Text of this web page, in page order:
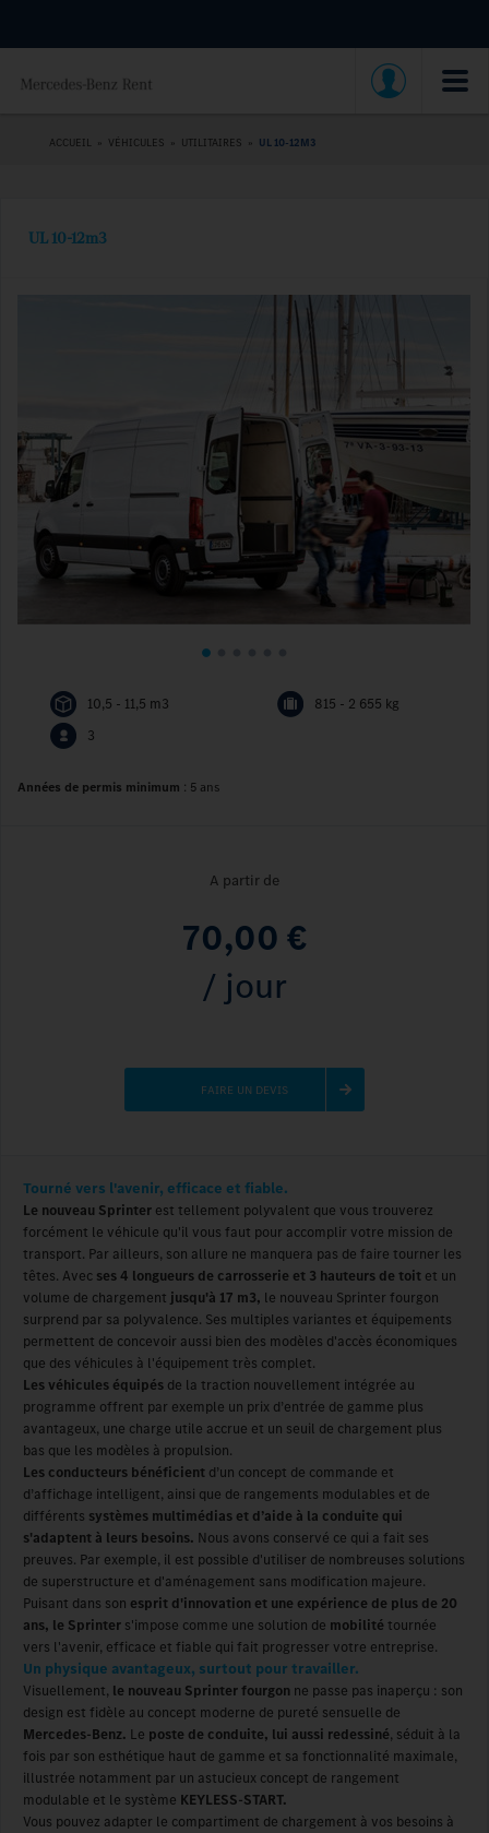
ACCUEIL » VÉHICULES » UTILITAIRES » UL 10-12M3
UL 10-12m3
10,5 - 11,5 m3
815 - 2 655 kg
3
Années de permis minimum : 5 ans
A partir de
70,00 €
/ jour
FAIRE UN DEVIS
Tourné vers l'avenir, efficace et fiable.
Le nouveau Sprinter est tellement polyvalent que vous trouverez
forcément le véhicule qu'il vous faut pour accomplir votre mission de
transport. Par ailleurs, son allure ne manquera pas de faire tourner les
têtes. Avec ses 4 longueurs de carrosserie et 3 hauteurs de toit et un
volume de chargement jusqu'à 17 m3, le nouveau Sprinter fourgon
surprend par sa polyvalence. Ses multiples variantes et équipements
permettent de concevoir aussi bien des modèles d'accès économiques
que des véhicules à l'équipement très complet.
Les véhicules équipés de la traction nouvellement intégrée au
programme offrent par exemple un prix d’entrée de gamme plus
avantageux, une charge utile accrue et un seuil de chargement plus
bas que les modèles à propulsion.
Les conducteurs bénéficient d’un concept de commande et
d’affichage intelligent, ainsi que de rangements modulables et de
différents systèmes multimédias et d’aide à la conduite qui
s'adaptent à leurs besoins. Nous avons conservé ce qui a fait ses
preuves. Par exemple, il est possible d'utiliser de nombreuses solutions
de superstructure et d'aménagement sans modification majeure.
Puisant dans son esprit d'innovation et une expérience de plus de 20
ans, le Sprinter s'impose comme une solution de mobilité tournée
vers l'avenir, efficace et fiable qui fait progresser votre entreprise.
Un physique avantageux, surtout pour travailler.
Visuellement, le nouveau Sprinter fourgon ne passe pas inaperçu : son
design est fidèle au concept moderne de pureté sensuelle de
Mercedes-Benz. Le poste de conduite, lui aussi redessiné, séduit à la
fois par son esthétique haut de gamme et sa fonctionnalité maximale,
illustrée notamment par un astucieux concept de rangement
modulable et le système KEYLESS-START.
Vous pouvez adapter le compartiment de chargement à vos besoins à